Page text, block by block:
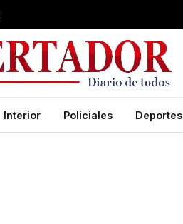
Interior Policiales Deportes